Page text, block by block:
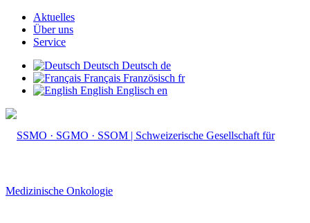
Aktuelles
Über uns
Service
Deutsch Deutsch de
Français Französisch fr
English Englisch en